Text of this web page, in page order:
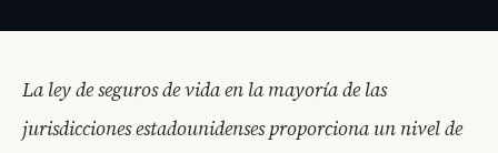
La ley de seguros de vida en la mayoría de las
jurisdicciones estadounidenses proporciona un nivel de